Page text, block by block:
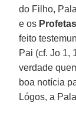
do Filho,
e os Profetas
feito
Pai (cf. Jo 1,
verdade
boa notícia
Lógos, a